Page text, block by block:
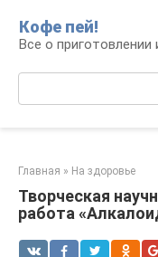
контенту
Кофе пей!
Все о
Главная » На здоровье
Творческая
работа